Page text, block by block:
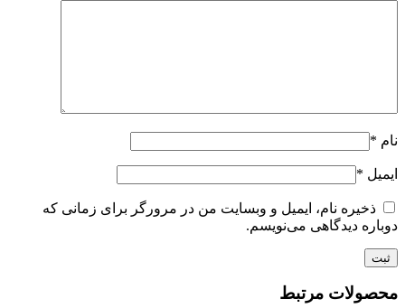
نام *
ایمیل *
ذخیره نام، ایمیل و وبسایت من در مرورگر برای زمانی که
دوباره دیدگاهی می‌نویسم.
محصولات مرتبط